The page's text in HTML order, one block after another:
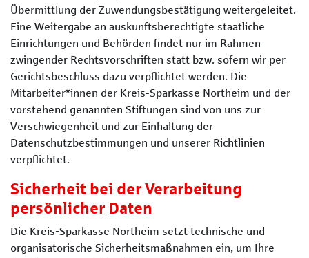
Übermittlung der Zuwendungsbestätigung weitergeleitet.
Eine Weitergabe an auskunftsberechtigte staatliche
Einrichtungen und Behörden findet nur im Rahmen
zwingender Rechtsvorschriften statt bzw. sofern wir per
Gerichtsbeschluss dazu verpflichtet werden. Die
Mitarbeiter*innen der Kreis-Sparkasse Northeim und der
vorstehend genannten Stiftungen sind von uns zur
Verschwiegenheit und zur Einhaltung der
Datenschutzbestimmungen und unserer Richtlinien
verpflichtet.
Sicherheit bei der Verarbeitung
persönlicher Daten
Die Kreis-Sparkasse Northeim setzt technische und
organisatorische Sicherheitsmaßnahmen ein, um Ihre